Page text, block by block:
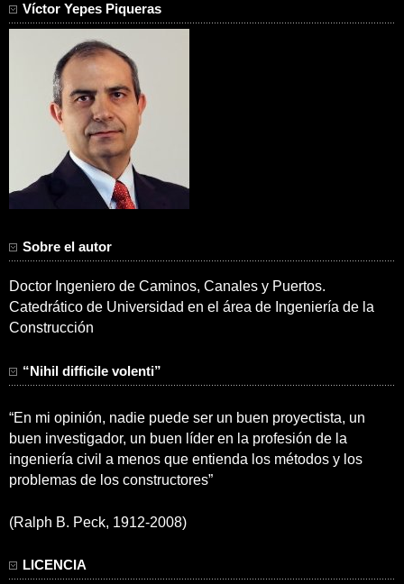
Víctor Yepes Piqueras
Sobre el autor
Doctor Ingeniero de Caminos, Canales y Puertos.
Catedrático de Universidad en el área de Ingeniería de la
Construcción
“Nihil difficile volenti”
“En mi opinión, nadie puede ser un buen proyectista, un
buen investigador, un buen líder en la profesión de la
ingeniería civil a menos que entienda los métodos y los
problemas de los constructores”
(Ralph B. Peck, 1912-2008)
LICENCIA